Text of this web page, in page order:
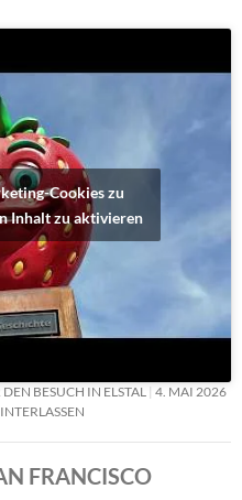
Cookies zu
Inhalt zu aktivieren
BESUCH IN ELSTAL
4. MAI 2026
FRANCISCO